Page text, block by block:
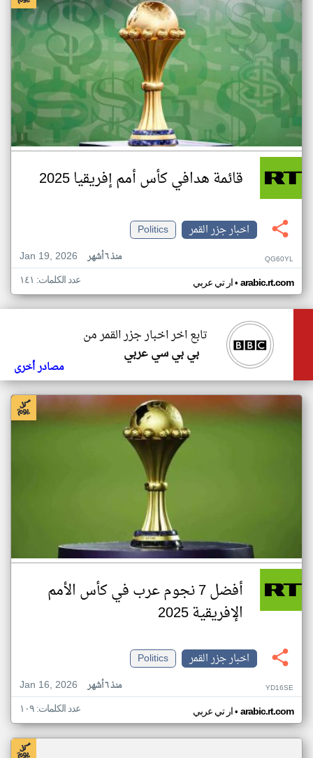
قائمة هدافي كأس أمم إفريقيا 2025
اخبار جزر القمر
Politics
Jan 19, 2026
منذ ٦ أشهر QG60YL
ار تي عربي• arabic.rt.com عدد الكلمات: ١٤١
تابع اخر اخبار جزر القمر من
بي بي سي عربي
مصادر أخرى
أفضل 7 نجوم عرب في كأس الأمم
الإفريقية 2025
اخبار جزر القمر
Politics
Jan 16, 2026
منذ ٦ أشهر YD16SE
ار تي عربي• arabic.rt.com عدد الكلمات: ١٠٩